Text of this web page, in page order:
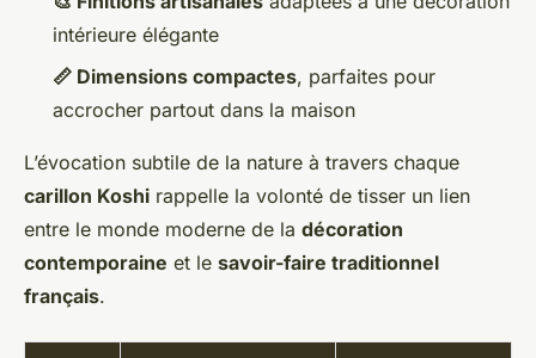
intérieure élégante
📏 Dimensions compactes, parfaites pour
accrocher partout dans la maison
L’évocation subtile de la nature à travers chaque
carillon Koshi rappelle la volonté de tisser un lien
entre le monde moderne de la décoration
contemporaine et le savoir-faire traditionnel
français.